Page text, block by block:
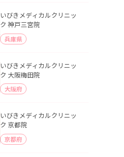
いびきメディカルクリニッ
ク 神戸三宮院
兵庫県
いびきメディカルクリニッ
ク 大阪梅田院
大阪府
いびきメディカルクリニッ
ク 京都院
京都府